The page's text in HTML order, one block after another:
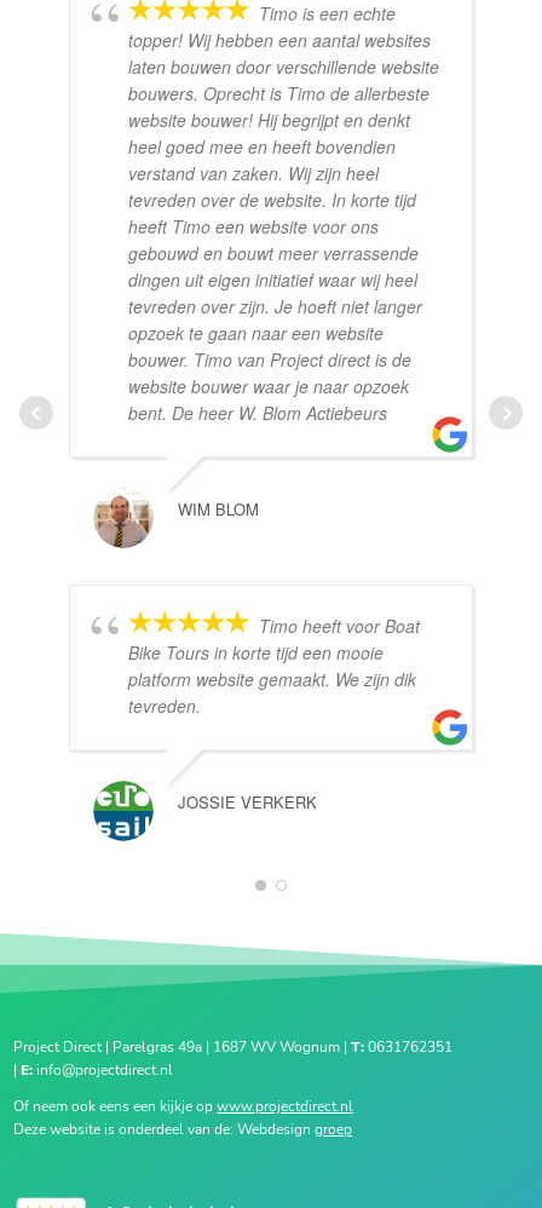
Timo is een echte
topper! Wij hebben een aantal websites
laten bouwen door verschillende website
bouwers. Oprecht is Timo de allerbeste
website bouwer! Hij begrijpt en denkt
heel goed mee en heeft bovendien
verstand van zaken. Wij zijn heel
tevreden over de website. In korte tijd
heeft Timo een website voor ons
gebouwd en bouwt meer verrassende
dingen uit eigen initiatief waar wij heel
tevreden over zijn. Je hoeft niet langer
opzoek te gaan naar een website
bouwer. Timo van Project direct is de
website bouwer waar je naar opzoek
bent. De heer W. Blom Actiebeurs
WIM BLOM
Timo heeft voor Boat
Bike Tours in korte tijd een mooie
platform website gemaakt. We zijn dik
tevreden.
JOSSIE VERKERK
1 2
Project Direct | Parelgras 49a | 1687 WV Wognum |T:0631762351
| E: info@projectdirect.nl
Of neem ook eens een kijkje opwww.projectdirect.nl
Deze website is onderdeel van de: Webdesigngroep